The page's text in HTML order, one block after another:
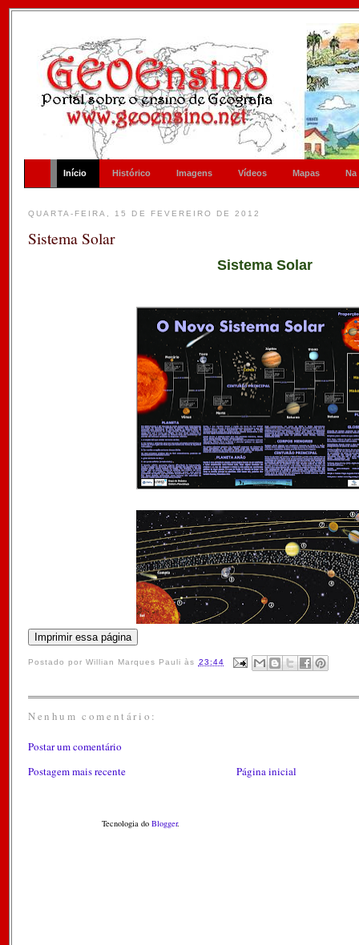
Início Histórico Imagens Vídeos Mapas Na
QUARTA-FEIRA, 15 DE FEVEREIRO DE 2012
Sistema Solar
Sistema Solar
Postado porWillian Marques Pauli às 23:44
Nenhum comentário:
Postar um comentário
Postagem mais recente
Página inicial
Tecnologia do Blogger.